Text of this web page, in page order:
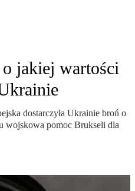
jakiej wartości
dostarczyła Ukrainie broń o
wojskowa pomoc Brukseli dla